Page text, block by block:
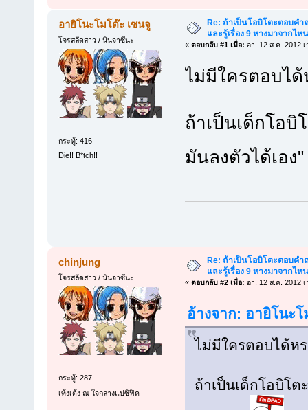
อายิโนะโมโต๊ะ เซนจู
โจรสลัดสาว / นินจาซึนะ
กระทู้: 416
Die!! B*tch!!
Re: ถ้าเป็นโอบิโตะตอบค
และรู้เรื่อง 9 หางมาจากไ
« ตอบกลับ #1 เมื่อ: อา. 12 ส.ค. 2012
ไม่มีใครตอบได้
ถ้าเป็นเด็กโอบิ
มันลงตัวได้เอ
chinjung
โจรสลัดสาว / นินจาซึนะ
กระทู้: 287
เท้งเต้ง ณ ใจกลางแปซิฟิค
Re: ถ้าเป็นโอบิโตะตอบค
และรู้เรื่อง 9 หางมาจากไ
« ตอบกลับ #2 เมื่อ: อา. 12 ส.ค. 2012
อ้างจาก: อายิโนะ
ไม่มีใครตอบได้ห
ถ้าเป็นเด็กโอบิโ